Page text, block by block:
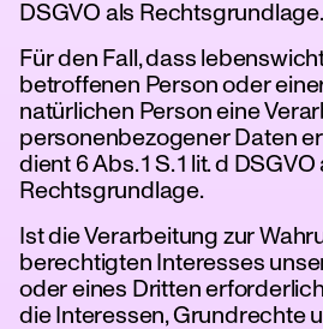
DSGVO als Rechtsgrundlage.
Für den Fall, dass
betroffenen Person oder
natürlichen Person eine
personenbezogener Daten
dient 6 Abs. 1 S. 1 lit. d DSGVO
Rechtsgrundlage.
Ist die Verarbeitung zur
berechtigten Interesses
oder eines Dritten
die Interessen, Grundrechte